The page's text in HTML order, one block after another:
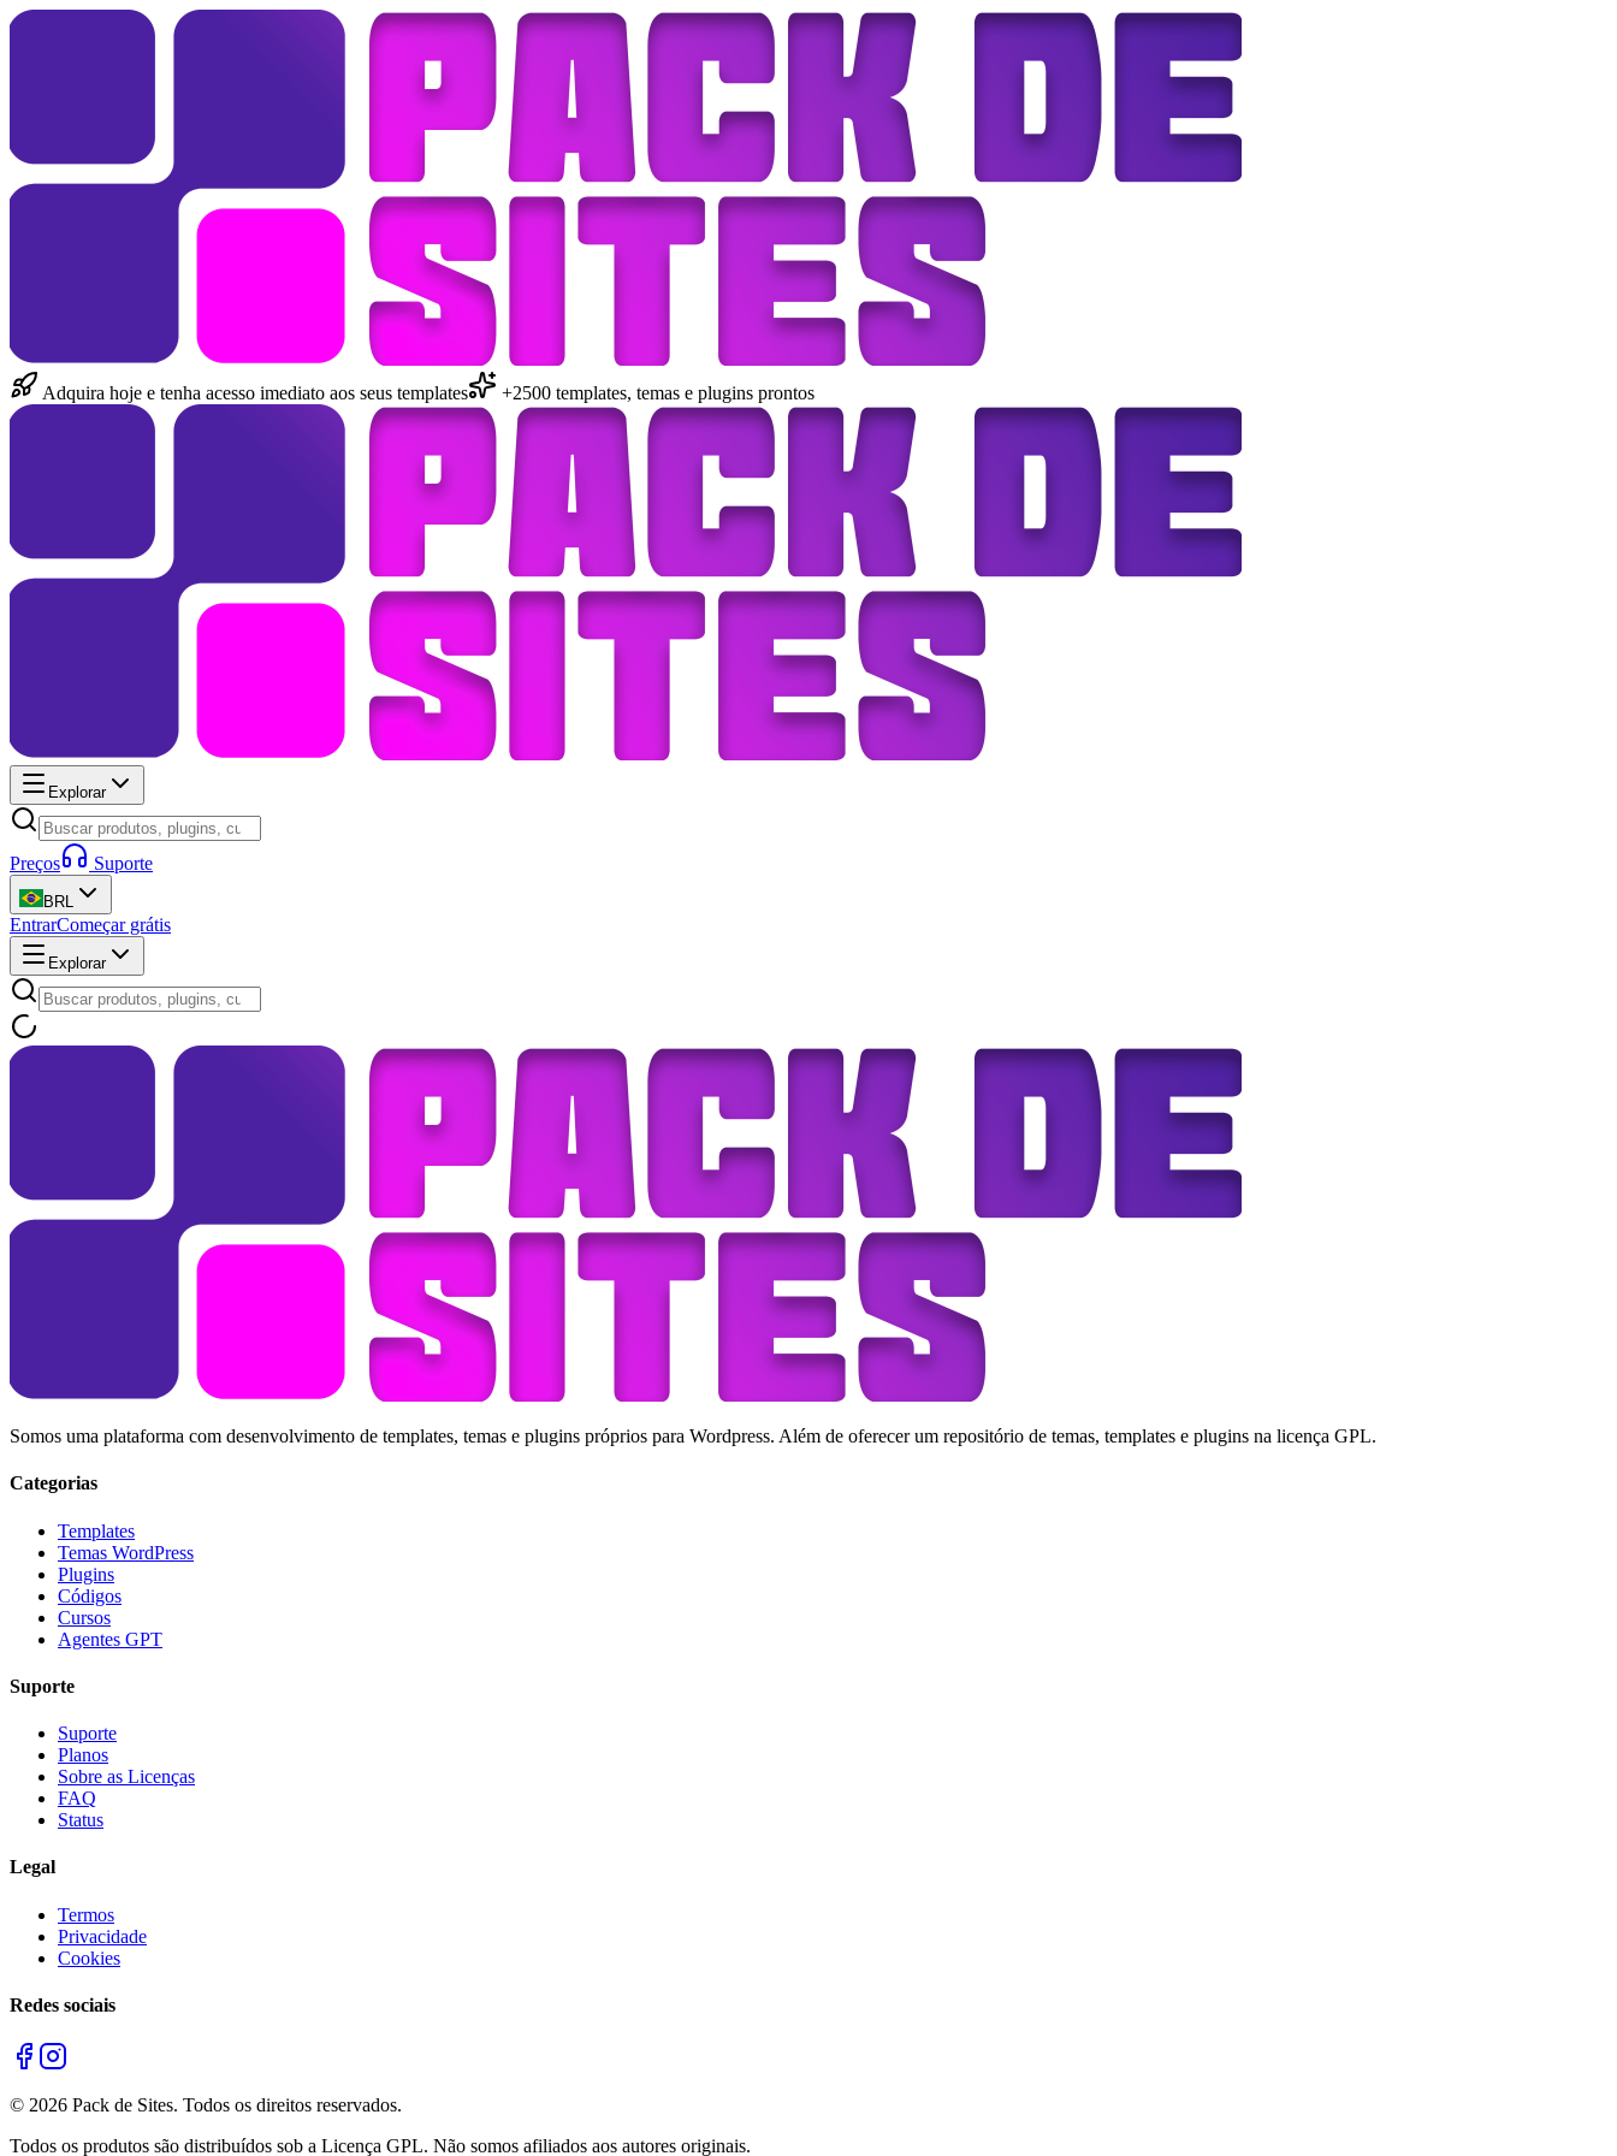
Adquira hoje e tenha acesso imediato aos seus templates +2500 templates, temas e plugins prontos
Explorar
Preços Suporte
BRL
EntrarComeçar grátis
Explorar
Somos uma plataforma com desenvolvimento de templates, temas e plugins próprios para Wordpress. Além de oferecer um repositório de temas, templates e plugins na licença GPL.
Categorias
Templates
Temas WordPress
Plugins
Códigos
Cursos
Agentes GPT
Suporte
Suporte
Planos
Sobre as Licenças
FAQ
Status
Legal
Termos
Privacidade
Cookies
Redes sociais
© 2026 Pack de Sites. Todos os direitos reservados.
Todos os produtos são distribuídos sob a Licença GPL. Não somos afiliados aos autores originais.